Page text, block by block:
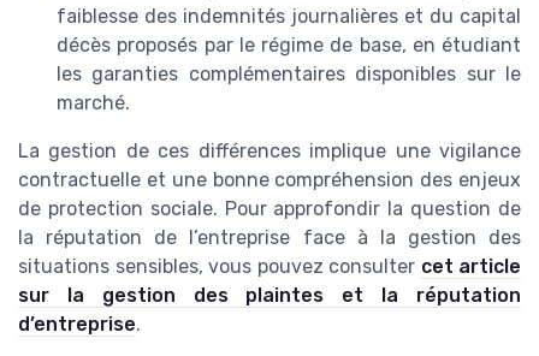
faiblesse des indemnités journalières et du capital
décès proposés par le régime de base, en étudiant
les garanties complémentaires disponibles sur le
marché.
La gestion de ces différences implique une vigilance
contractuelle et une bonne compréhension des enjeux
de protection sociale. Pour approfondir la question de
la réputation de l’entreprise face à la gestion des
situations sensibles, vous pouvez consulter cet article
sur la gestion des plaintes et la réputation
d’entreprise.